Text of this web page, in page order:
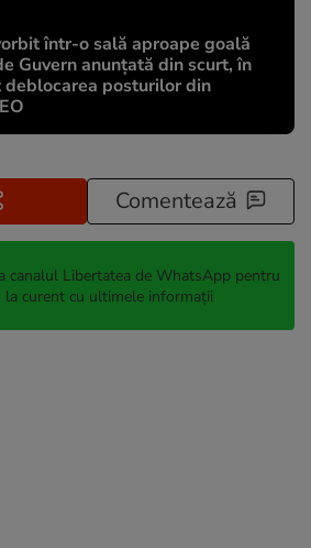
într-o sală aproape goală
Guvern anunțată din scurt, în
deblocarea posturilor din
Comentează
canalul Libertatea de WhatsApp pentru
la curent cu ultimele informații